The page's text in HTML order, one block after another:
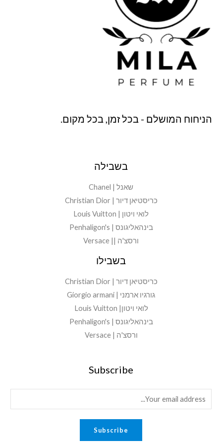
הניחוח המושלם - בכל זמן, בכל מקום.
בשבילה
שאנל | Chanel
כריסטיאן דיור | Christian Dior
לואי ויטון | Louis Vuitton
בינהאליגונס | Penhaligon's
ורסצ'ה || Versace
בשבילו
כריסטיאן דיור | Christian Dior
גורגיו ארמני | Giorgio armani
לואי ויטון| Louis Vuitton
בינהאליגונס | Penhaligon's
ורסצ'ה | Versace
Subscribe
m
Subscribe